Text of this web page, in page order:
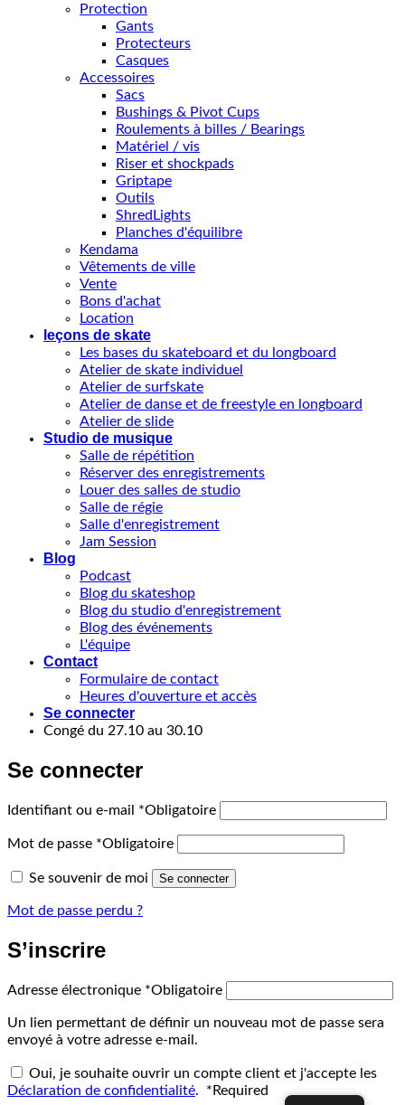
Protection
Gants
Protecteurs
Casques
Accessoires
Sacs
Bushings & Pivot Cups
Roulements à billes / Bearings
Matériel / vis
Riser et shockpads
Griptape
Outils
ShredLights
Planches d'équilibre
Kendama
Vêtements de ville
Vente
Bons d'achat
Location
leçons de skate
Les bases du skateboard et du longboard
Atelier de skate individuel
Atelier de surfskate
Atelier de danse et de freestyle en longboard
Atelier de slide
Studio de musique
Salle de répétition
Réserver des enregistrements
Louer des salles de studio
Salle de régie
Salle d'enregistrement
Jam Session
Blog
Podcast
Blog du skateshop
Blog du studio d'enregistrement
Blog des événements
L'équipe
Contact
Formulaire de contact
Heures d'ouverture et accès
Se connecter
Congé du 27.10 au 30.10
Se connecter
Identifiant ou e-mail *Obligatoire
Mot de passe *Obligatoire
Se souvenir de moi Se connecter
Mot de passe perdu ?
S’inscrire
Adresse électronique *Obligatoire
Un lien permettant de définir un nouveau mot de passe sera
envoyé à votre adresse e-mail.
Oui, je souhaite ouvrir un compte client et j'accepte les
Déclaration de confidentialité. * Required